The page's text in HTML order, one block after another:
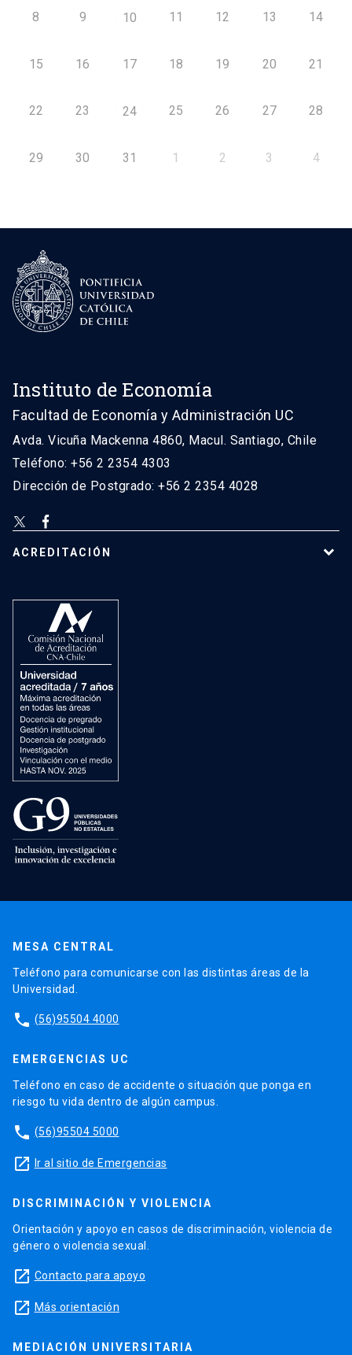
8 9 10 11 12 13 14
15 16 17 18 19 20 21
22 23 24 25 26 27 28
29 30 31 1 2 3 4
Instituto de Economía
Facultad de Economía y Administración UC
Avda. Vicuña Mackenna 4860, Macul. Santiago, Chile
Teléfono: +56 2 2354 4303
Dirección de Postgrado: +56 2 2354 4028
ACREDITACIÓN
MESA CENTRAL
Teléfono para comunicarse con las distintas áreas de la
Universidad.
phone (56)95504 4000
EMERGENCIAS UC
Teléfono en caso de accidente o situación que ponga en
riesgo tu vida dentro de algún campus.
phone (56)95504 5000
launch Ir al sitio de Emergencias
DISCRIMINACIÓN Y VIOLENCIA
Orientación y apoyo en casos de discriminación, violencia de
género o violencia sexual.
launch Contacto para apoyo
launch Más orientación
MEDIACIÓN UNIVERSITARIA